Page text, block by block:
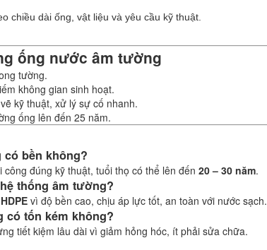
chiều dài ống, vật liệu và yêu cầu kỹ thuật.
ống nước âm tường
tường.
không gian sinh hoạt.
kỹ thuật, xử lý sự cố nhanh.
ống lên đến 25 năm.
bền không?
đúng kỹ thuật, tuổi thọ có thể lên đến 20 – 30 năm.
thống âm tường?
HDPE vì độ bền cao, chịu áp lực tốt, an toàn với nước sạch.
có tốn kém không?
tiết kiệm lâu dài vì giảm hỏng hóc, ít phải sửa chữa.